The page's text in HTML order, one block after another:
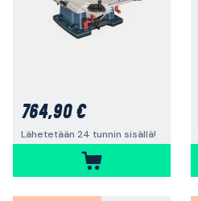
764,90 €
Lähetetään 24 tunnin sisällä!